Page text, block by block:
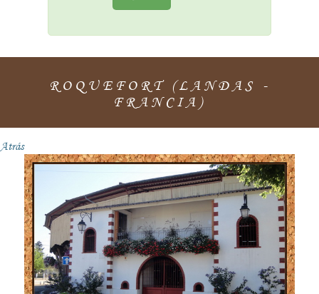
ROQUEFORT (LANDAS -
FRANCIA)
Atrás